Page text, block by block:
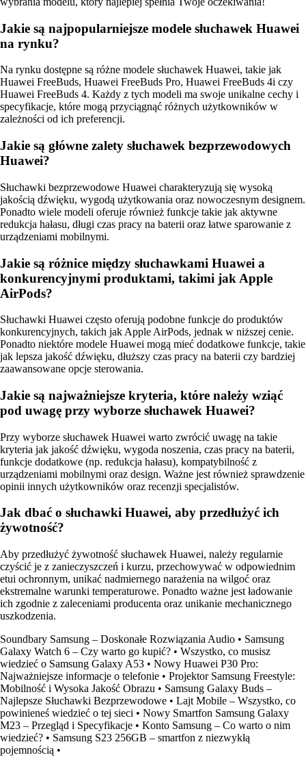
Jakie są najpopularniejsze modele słuchawek Huawei
na rynku?
Na rynku dostępne są różne modele słuchawek Huawei, takie jak
Huawei FreeBuds, Huawei FreeBuds Pro, Huawei FreeBuds 4i czy
Huawei FreeBuds 4. Każdy z tych modeli ma swoje unikalne cechy i
specyfikacje, które mogą przyciągnąć różnych użytkowników w
zależności od ich preferencji.
Jakie są główne zalety słuchawek bezprzewodowych
Huawei?
Słuchawki bezprzewodowe Huawei charakteryzują się wysoką
jakością dźwięku, wygodą użytkowania oraz nowoczesnym designem.
Ponadto wiele modeli oferuje również funkcje takie jak aktywne
redukcja hałasu, długi czas pracy na baterii oraz łatwe sparowanie z
urządzeniami mobilnymi.
Jakie są różnice między słuchawkami Huawei a
konkurencyjnymi produktami, takimi jak Apple
AirPods?
Słuchawki Huawei często oferują podobne funkcje do produktów
konkurencyjnych, takich jak Apple AirPods, jednak w niższej cenie.
Ponadto niektóre modele Huawei mogą mieć dodatkowe funkcje, takie
jak lepsza jakość dźwięku, dłuższy czas pracy na baterii czy bardziej
zaawansowane opcje sterowania.
Jakie są najważniejsze kryteria, które należy wziąć
pod uwagę przy wyborze słuchawek Huawei?
Przy wyborze słuchawek Huawei warto zwrócić uwagę na takie
kryteria jak jakość dźwięku, wygoda noszenia, czas pracy na baterii,
funkcje dodatkowe (np. redukcja hałasu), kompatybilność z
urządzeniami mobilnymi oraz design. Ważne jest również sprawdzenie
opinii innych użytkowników oraz recenzji specjalistów.
Jak dbać o słuchawki Huawei, aby przedłużyć ich
żywotność?
Aby przedłużyć żywotność słuchawek Huawei, należy regularnie
czyścić je z zanieczyszczeń i kurzu, przechowywać w odpowiednim
etui ochronnym, unikać nadmiernego narażenia na wilgoć oraz
ekstremalne warunki temperaturowe. Ponadto ważne jest ładowanie
ich zgodnie z zaleceniami producenta oraz unikanie mechanicznego
uszkodzenia.
Soundbary Samsung – Doskonałe Rozwiązania Audio • Samsung
Galaxy Watch 6 – Czy warto go kupić? • Wszystko, co musisz
wiedzieć o Samsung Galaxy A53 • Nowy Huawei P30 Pro:
Najważniejsze informacje o telefonie • Projektor Samsung Freestyle:
Mobilność i Wysoka Jakość Obrazu • Samsung Galaxy Buds –
Najlepsze Słuchawki Bezprzewodowe • Lajt Mobile – Wszystko, co
powinieneś wiedzieć o tej sieci • Nowy Smartfon Samsung Galaxy
M23 – Przegląd i Specyfikacje • Konto Samsung – Co warto o nim
wiedzieć? • Samsung S23 256GB – smartfon z niezwykłą
pojemnością •